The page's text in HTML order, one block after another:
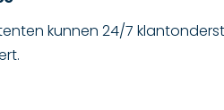
kunnen 24/7